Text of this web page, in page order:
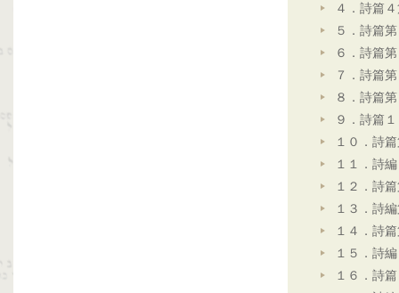
４．詩篇
５．詩篇
６．詩篇
７．詩篇
８．詩篇
９．詩篇
１０．詩
１１．詩
１２．詩
１３．詩
１４．詩
１５．詩
１６．詩